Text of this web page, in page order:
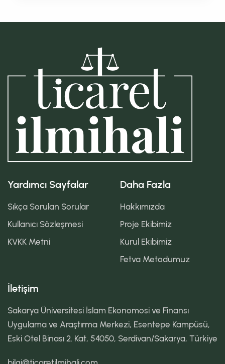
Yardımcı Sayfalar
Sıkça Sorulan Sorular
Kullanıcı Sözleşmesi
KVKK Metni
Daha Fazla
Hakkımızda
Proje Ekibimiz
Kurul Ekibimiz
Fetva Metodumuz
İletişim
Sakarya Üniversitesi İslam Ekonomosi ve Finansı
Uygulama ve Araştırma Merkezi, Esentepe Kampüsü,
Eski Otel Binası 2. Kat, 54050, Serdivan/Sakarya, Türkiye